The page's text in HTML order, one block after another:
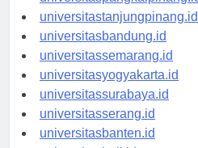
universitaspangkalpinang.id
universitastanjungpinang.id
universitasbandung.id
universitassemarang.id
universitasyogyakarta.id
universitassurabaya.id
universitasserang.id